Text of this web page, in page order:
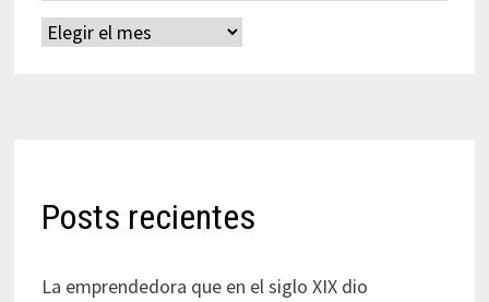
Archivos
Posts recientes
La emprendedora que en el siglo XIX dio